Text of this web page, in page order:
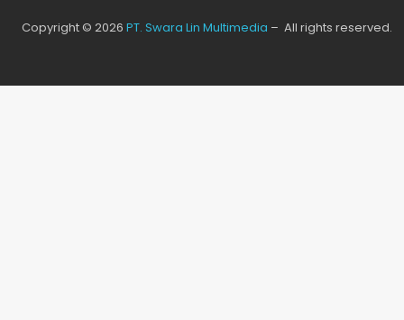
Copyright © 2026 PT. Swara Lin Multimedia – All rights reserved.